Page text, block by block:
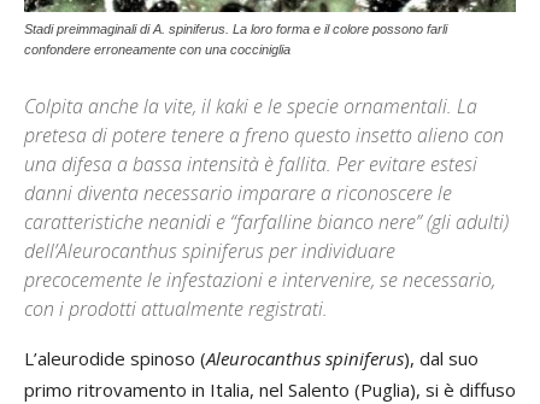
Stadi preimmaginali di A. spiniferus. La loro forma e il colore possono farli
confondere erroneamente con una cocciniglia
Colpita anche la vite, il kaki e le specie ornamentali. La
pretesa di potere tenere a freno questo insetto alieno con
una difesa a bassa intensità è fallita. Per evitare estesi
danni diventa necessario imparare a riconoscere le
caratteristiche neanidi e “farfalline bianco nere” (gli adulti)
dell’Aleurocanthus spiniferus per individuare
precocemente le infestazioni e intervenire, se necessario,
con i prodotti attualmente registrati.
L’aleurodide spinoso (Aleurocanthus spiniferus), dal suo
primo ritrovamento in Italia, nel Salento (Puglia), si è diffuso